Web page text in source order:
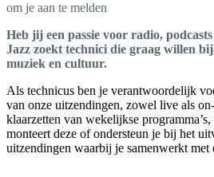
om je aan te melden
Heb jij een passie voor radio,
Jazz zoekt technici die graag willen
muziek en cultuur.
Als technicus ben je verantwoordelijk
van onze uitzendingen, zowel live als
klaarzetten van wekelijkse
monteert deze of ondersteun je bij het
uitzendingen waarbij je samenwerkt met